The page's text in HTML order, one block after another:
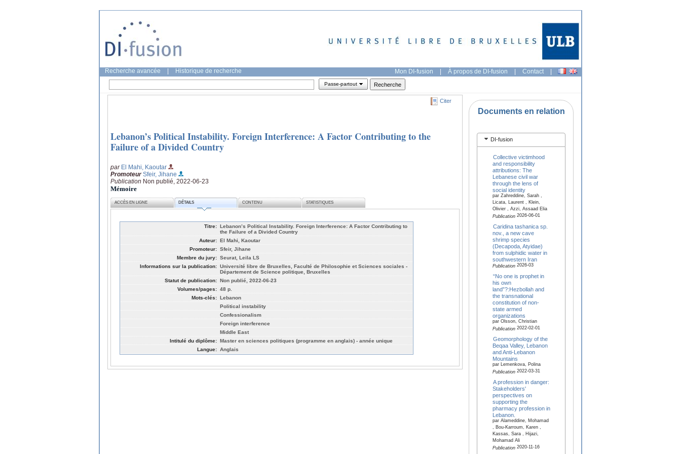
Recherche avancée Historique de recherche Mon DI-fusion | À propos de DI-fusion | Contact |
Passe-partout
Citer
Lebanon’s Political Instability. Foreign Interference: A Factor Contributing to the
Failure of a Divided Country
par El Mahi, Kaoutar
Promoteur Sfeir, Jihane
Publication Non publié, 2022-06-23
Mémoire
ACCÈS EN LIGNE DÉTAILS CONTENU STATISTIQUES
Titre: Lebanon’s Political Instability. Foreign Interference: A Factor Contributing to
the Failure of a Divided Country
Auteur: El Mahi, Kaoutar
Promoteur: Sfeir, Jihane
Membre du jury: Seurat, Leila LS
Informations sur la publication: Université libre de Bruxelles, Faculté de Philosophie et Sciences sociales -
Département de Science politique, Bruxelles
Statut de publication: Non publié, 2022-06-23
Volumes/pages: 48 p.
Mots-clés: Lebanon
Political instability
Confessionalism
Foreign interference
Middle East
Intitulé du diplôme: Master en sciences politiques (programme en anglais) - année unique
Langue: Anglais
Documents en relation
DI-fusion
Collective victimhood
and responsibility
attributions: The
Lebanese civil war
through the lens of
social identity
par Zahreddine, Sarah ,
Licata, Laurent , Klein,
Olivier , Azzi, Assaad Elia
Publication2026-06-01
Caridina tashanica sp.
nov., a new cave
shrimp species
(Decapoda, Atyidae)
from sulphidic water in
southwestern Iran
Publication2026-03
“No one is prophet in
his own
land”?:Hezbollah and
the transnational
constitution of non-
state armed
organizations
par Olsson, Christian
Publication2022-02-01
Geomorphology of the
Beqaa Valley, Lebanon
and Anti-Lebanon
Mountains
par Lemenkova, Polina
Publication2022-03-31
A profession in danger:
Stakeholders'
perspectives on
supporting the
pharmacy profession in
Lebanon.
par Alameddine, Mohamad
, Bou-Karroum, Karen ,
Kassas, Sara , Hijazi,
Mohamad Ali
Publication2020-11-16